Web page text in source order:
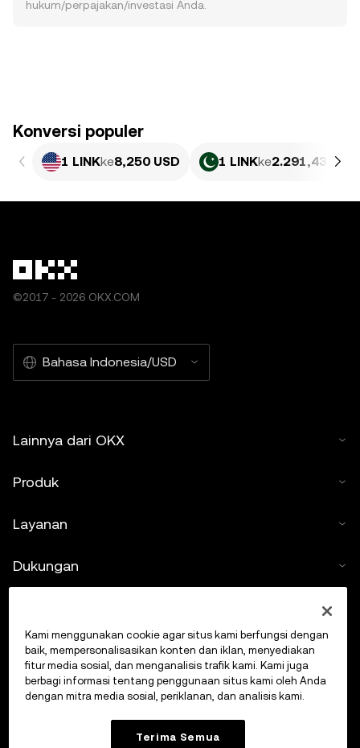
hukum/perpajakan/investasi Anda.
Konversi populer
1 LINKke8,250 USD 1 LINKke2.291,43 PKR
©2017 - 2026 OKX.COM
Bahasa Indonesia/USD
Lainnya dari OKX
Produk
Layanan
Dukungan
Kalkulator kripto
Lakukan Trading
Kami menggunakan cookie agar situs kami berfungsi dengan
baik, mempersonalisasikan konten dan iklan, menyediakan
fitur media sosial, dan menganalisis trafik kami. Kami juga
berbagi informasi tentang penggunaan situs kami oleh Anda
dengan mitra media sosial, periklanan, dan analisis kami.
Terima Semua